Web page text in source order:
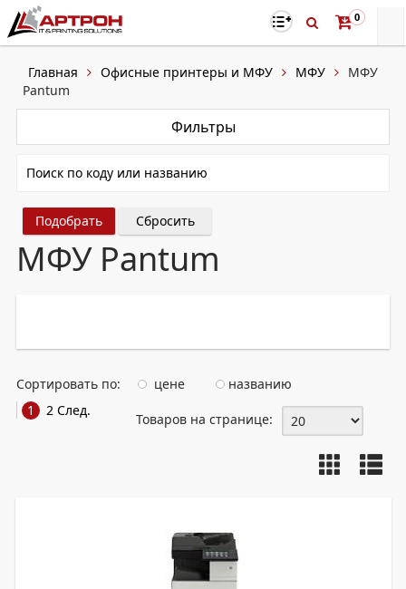
0
Главная Офисные принтеры и МФУ МФУ
МФУ
Pantum
Фильтры
Сбросить
МФУ Pantum
Сортировать по: цене
названию
1
2 След.
Товаров на странице: